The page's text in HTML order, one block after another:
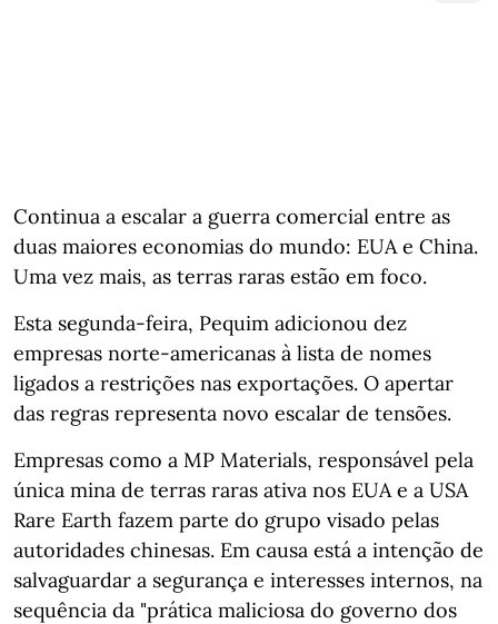
Continua a escalar a guerra comercial entre as
duas maiores economias do mundo: EUA e China.
Uma vez mais, as terras raras estão em foco.
Esta segunda-feira, Pequim adicionou dez
empresas norte-americanas à lista de nomes
ligados a restrições nas exportações. O apertar
das regras representa novo escalar de tensões.
Empresas como a MP Materials, responsável pela
única mina de terras raras ativa nos EUA e a USA
Rare Earth fazem parte do grupo visado pelas
autoridades chinesas. Em causa está a intenção de
salvaguardar a segurança e interesses internos, na
sequência da "prática maliciosa do governo dos